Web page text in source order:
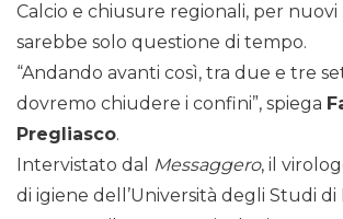
Calcio e chiusure regionali, per
sarebbe solo questione di tempo.
“Andando avanti così, tra due e tre
dovremo chiudere i confini”, spiega
Pregliasco.
Intervistato dal
Messaggero, il
di igiene dell’Università degli Studi di